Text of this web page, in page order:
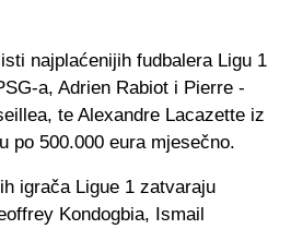
najplaćenijih fudbalera Ligu 1
a, Adrien Rabiot i Pierre -
te Alexandre Lacazette iz
po 500.000 eura mjesečno.
igrača Ligue 1 zatvaraju
Kondogbia, Ismail